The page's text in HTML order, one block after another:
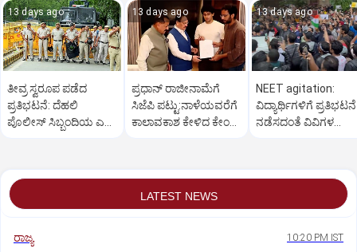
13 days ago
ತೀವ್ರ ಸ್ವರೂಪ ಪಡೆದ
ಪ್ರತಿಭಟನೆ: ದೆಹಲಿ
ಪೊಲೀಸ್ ಸಿಬ್ಬಂದಿಯ ಎಲ್ಲಾ
13 days ago
ಪ್ರಧಾನ್ ರಾಜೀನಾಮೆಗೆ
ಸಿಜೆಪಿ ಪಟ್ಟು:ನಾಳೆಯವರೆಗೆ
ಕಾಲಾವಕಾಶ ಕೇಳಿದ ಕೇಂದ್ರ
13 days ago
NEET agitation:
ವಿದ್ಯಾರ್ಥಿಗಳಿಗೆ ಪ್ರತಿಭಟನೆ
ನಡೆಸದಂತೆ ವಿವಿಗಳ
LATEST NEWS
ರಾಜ್ಯ 10:20 PM IST